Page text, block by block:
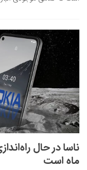
ماه است